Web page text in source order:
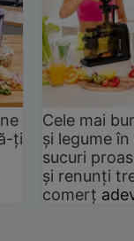
ți
Cele mai
și legume
sucuri
și renunți
comerț